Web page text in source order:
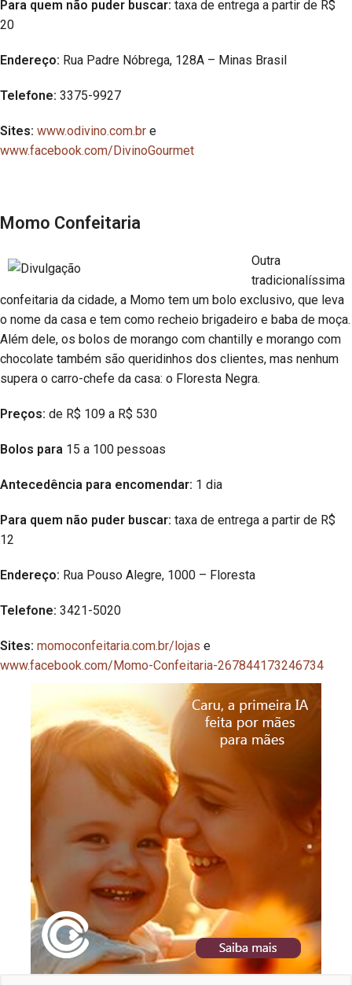
Para quem não puder buscar: taxa de entrega a partir de R$
20
Endereço: Rua Padre Nóbrega, 128A – Minas Brasil
Telefone: 3375-9927
Sites: www.odivino.com.br e
www.facebook.com/DivinoGourmet
Momo Confeitaria
Outra
tradicionalíssima
confeitaria da cidade, a Momo tem um bolo exclusivo, que leva
o nome da casa e tem como recheio brigadeiro e baba de moça.
Além dele, os bolos de morango com chantilly e morango com
chocolate também são queridinhos dos clientes, mas nenhum
supera o carro-chefe da casa: o Floresta Negra.
Preços: de R$ 109 a R$ 530
Bolos para 15 a 100 pessoas
Antecedência para encomendar: 1 dia
Para quem não puder buscar: taxa de entrega a partir de R$
12
Endereço: Rua Pouso Alegre, 1000 – Floresta
Telefone: 3421-5020
Sites: momoconfeitaria.com.br/lojas e
www.facebook.com/Momo-Confeitaria-267844173246734